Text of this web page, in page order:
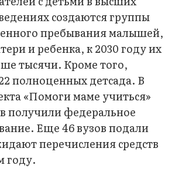
создаются группы
пребывания малышей,
и ребенка, к 2030 году их
тысячи. Кроме того,
полноценных детсада. В
«Помоги маме учиться»
получили федеральное
Еще 46 вузов подали
перечисления средств
году.